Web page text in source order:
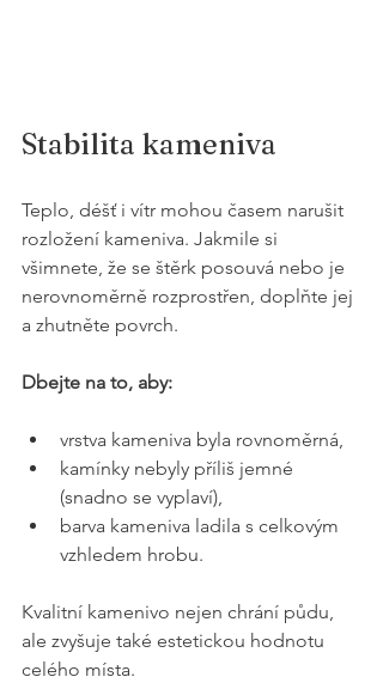
Stabilita kameniva
Teplo, déšť i vítr mohou časem narušit
rozložení kameniva. Jakmile si
všimnete, že se štěrk posouvá nebo je
nerovnoměrně rozprostřen, doplňte jej
a zhutněte povrch.
Dbejte na to, aby:
vrstva kameniva byla rovnoměrná,
kamínky nebyly příliš jemné
(snadno se vyplaví),
barva kameniva ladila s celkovým
vzhledem hrobu.
Kvalitní kamenivo nejen chrání půdu,
ale zvyšuje také estetickou hodnotu
celého místa.